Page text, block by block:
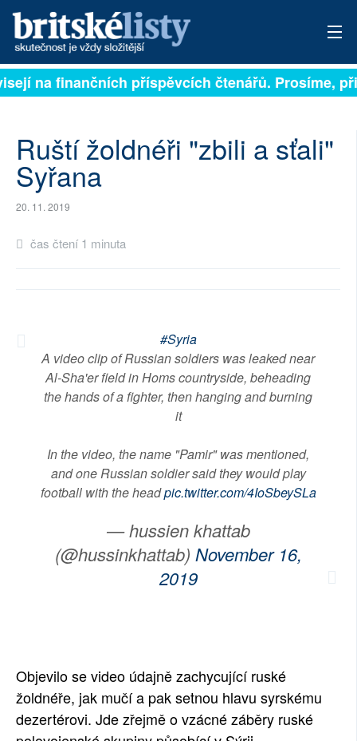
PŘIHLÁSIT
ARCHIV
ROZHOVORY
SOCIÁLNÍ SÍTĚ
PLNÁ VERZE STRÁNEK
na finančních příspěvcích čtenářů. Prosíme,
Ruští žoldnéři "zbili a sťali"
Syřana
20. 11. 2019
čas čtení 1 minuta
#Syria
A video clip of Russian soldiers was leaked near
Al-Sha'er field in Homs countryside, beheading
the hands of a fighter, then hanging and burning
it
In the video, the name "Pamir" was mentioned,
and one Russian soldier said they would play
football with the headpic.twitter.com/4IoSbeySLa
— hussien khattab
(@hussinkhattab) November 16,
2019
Objevilo se video údajně zachycující ruské
žoldnéře, jak mučí a pak setnou hlavu syrskému
dezertérovi. Jde zřejmě o vzácné záběry ruské